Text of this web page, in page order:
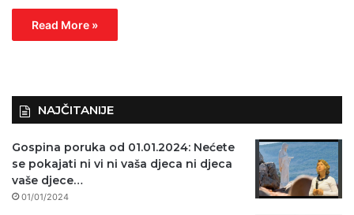
Read More »
NAJČITANIJE
Gospina poruka od 01.01.2024: Nećete
se pokajati ni vi ni vaša djeca ni djeca
vaše djece…
01/01/2024